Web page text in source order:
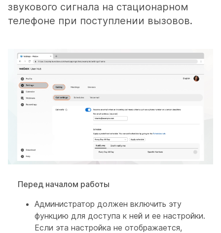
звукового сигнала на стационарном
телефоне при поступлении вызовов.
Перед началом работы
Администратор должен включить эту
функцию для доступа к ней и ее настройки.
Если эта настройка не отображается,